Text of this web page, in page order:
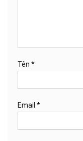
Tên *
Email *